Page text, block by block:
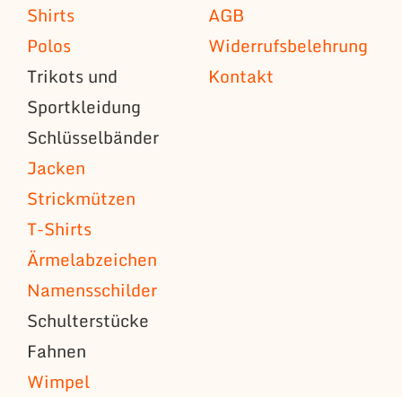
Shirts
Polos
Trikots und
Sportkleidung
Schlüsselbänder
Jacken
Strickmützen
T-Shirts
Ärmelabzeichen
Namensschilder
Schulterstücke
Fahnen
Wimpel
AGB
Widerrufsbelehrung
Kontakt